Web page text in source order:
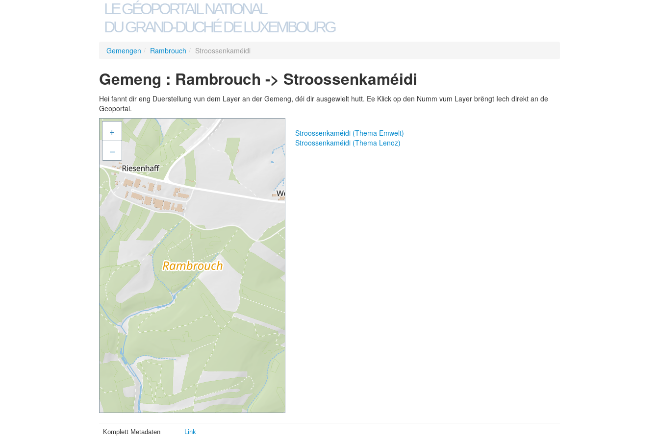
LE GÉOPORTAIL NATIONAL
DU GRAND-DUCHÉ DE LUXEMBOURG
Gemengen / Rambrouch / Stroossenkaméidi
Gemeng : Rambrouch -> Stroossenkaméidi
Hei fannt dir eng Duerstellung vun dem Layer an der Gemeng, déi dir ausgewielt hutt. Ee Klick op den Numm vum Layer brëngt Iech direkt an de
Geoportal.
+
–
Stroossenkaméidi (Thema Emwelt)
Stroossenkaméidi (Thema Lenoz)
Komplett Metadaten Link